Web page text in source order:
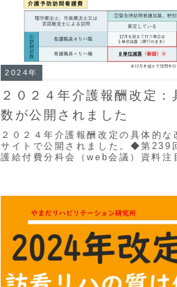
2024年
２０２４年介護報酬改定：
数が公開されました
２０２４年介護報酬改定の具体的な
サイトで公開されました。◆第239
護給付費分科会（web会議）資料注